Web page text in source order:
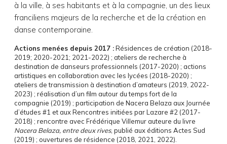
à la ville, à ses habitants et à la compagnie, un des lieux
franciliens majeurs de la recherche et de la création en
danse contemporaine.
Actions menées depuis 2017 :Résidences de création (2018-
2019; 2020-2021; 2021-2022) ; ateliers de recherche à
destination de danseurs professionnels (2017-2020) ; actions
artistiques en collaboration avec les lycées (2018-2020) ;
ateliers de transmission à destination d’amateurs (2019, 2022-
2023) ; réalisation d’un film autour du temps fort de la
compagnie (2019) ; participation de Nacera Belaza aux Journée
d’études #1 et aux Rencontres initiées par Lazare #2 (2017-
2018) ; rencontre avec Frédérique Villemur auteure du livre
Nacera Belaza, entre deux rives, publié aux éditions Actes Sud
(2019) ; ouvertures de résidence (2018, 2021, 2022).